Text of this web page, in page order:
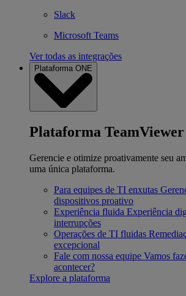
Slack
Microsoft Teams
Ver todas as integrações
Plataforma ONE
Plataforma
Gerencie e otimize proativamente seu
uma única plataforma.
Para equipes de TI enxutas
dispositivos proativo
Experiência fluida Experiência
interrupções
Operações de TI fluidas
excepcional
Fale com nossa equipe Vamos
acontecer?
Explore a plataforma